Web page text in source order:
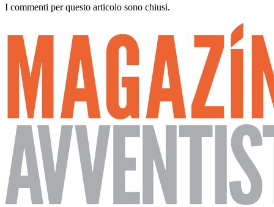
I commenti per questo articolo sono chiusi.